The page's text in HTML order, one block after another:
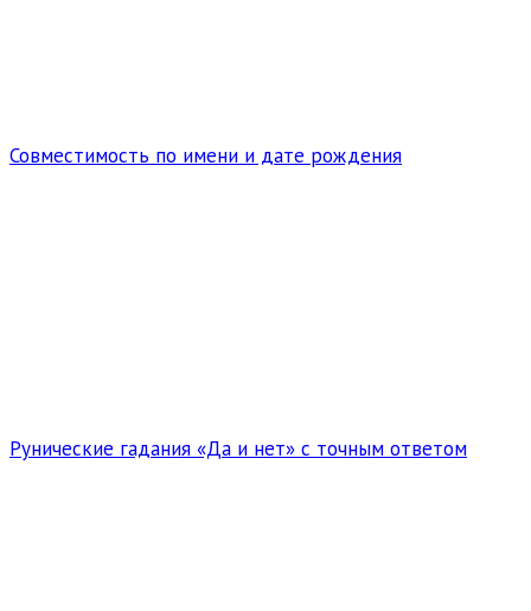
Совместимость по имени и дате рождения
Рунические гадания «Да и нет» с точным ответом